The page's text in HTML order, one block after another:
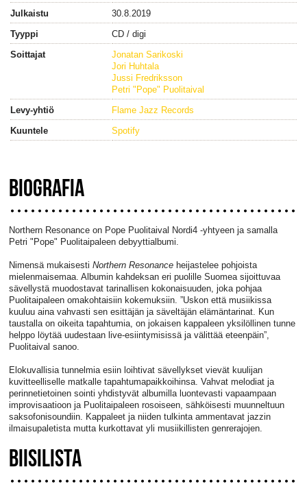
Julkaistu
30.8.2019
Tyyppi
CD / digi
Soittajat
Jonatan Sarikoski
Jori Huhtala
Jussi Fredriksson
Petri "Pope" Puolitaival
Levy-yhtiö
Flame Jazz Records
Kuuntele
Spotify
BIOGRAFIA
Northern Resonance on Pope Puolitaival Nordi4 -yhtyeen ja samalla
Petri "Pope" Puolitaipaleen debyyttialbumi.
Nimensä mukaisesti Northern Resonanceheijastelee pohjoista
mielenmaisemaa. Albumin kahdeksan eri puolille Suomea sijoittuvaa
sävellystä muodostavat tarinallisen kokonaisuuden, joka pohjaa
Puolitaipaleen omakohtaisiin kokemuksiin. ”Uskon että musiikissa
kuuluu aina vahvasti sen esittäjän ja säveltäjän elämäntarinat. Kun
taustalla on oikeita tapahtumia, on jokaisen kappaleen yksilöllinen tunne
helppo löytää uudestaan live-esiintymisissä ja välittää eteenpäin”,
Puolitaival sanoo.
Elokuvallisia tunnelmia esiin loihtivat sävellykset vievät kuulijan
kuvitteelliselle matkalle tapahtumapaikkoihinsa. Vahvat melodiat ja
perinnetietoinen sointi yhdistyvät albumilla luontevasti vapaampaan
improvisaatioon ja Puolitaipaleen rosoiseen, sähköisesti muunneltuun
saksofonisoundiin. Kappaleet ja niiden tulkinta ammentavat jazzin
ilmaisupaletista mutta kurkottavat yli musiikillisten genrerajojen.
BIISILISTA